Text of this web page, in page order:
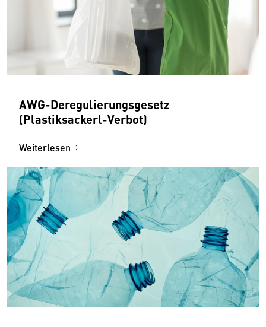
AWG-Deregulierungsgesetz
(Plastiksackerl-Verbot)
Weiterlesen